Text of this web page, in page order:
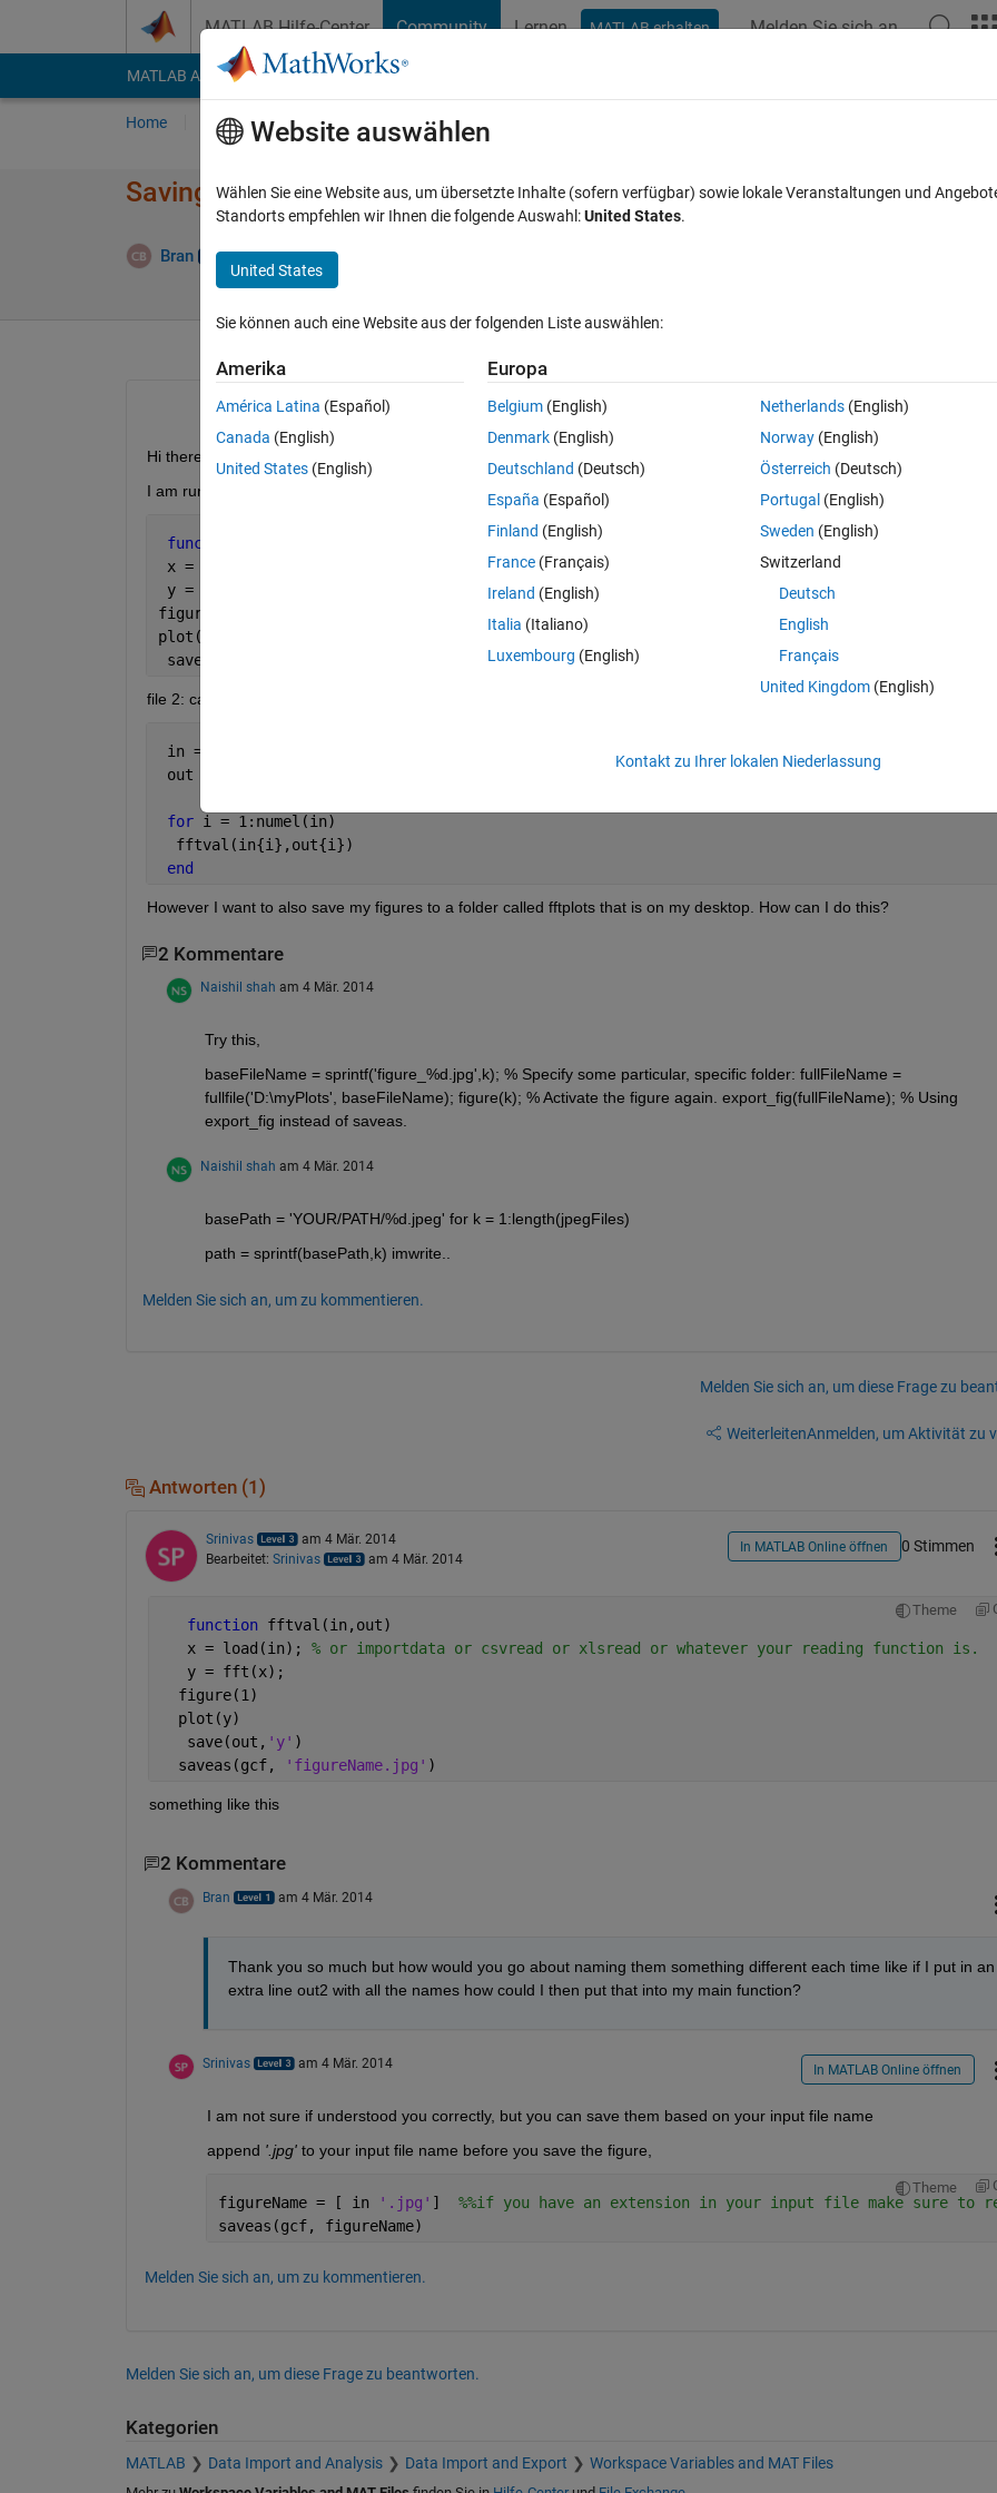
MATLAB Hilfe-Center Community Lernen MATLAB erhalten Melden Sie sich an
MATLAB Answers File Exchange Cody
Home Fragen Antworten Durchsuchen
Saving multiple figures to a named folder
Bran 4 Mär. 2014
In MATLAB Online öffnen 0 Stimmen
Hi there
I am running a function using several macros for example
function
x = load(in);
% or importdata or csvread or xlsread or whatever your reading function is.
y = fft(x);
figure(1)
plot(y)
save(out,
file 2: called "processall"
in = {
out = {
for i = 1:numel(in)
  fftval(in{i},out{i})
end
However I want to also save my figures to a folder called fftplots that is on my desktop. How can I do this?
2 Kommentare
Naishil shah am 4 Mär. 2014
Try this,
baseFileName = sprintf('figure_%d.jpg',k); % Specify some particular, specific folder: fullFileName =
fullfile('D:\myPlots', baseFileName); figure(k); % Activate the figure again. export_fig(fullFileName); % Using
export_fig instead of saveas.
Naishil shah am 4 Mär. 2014
basePath = 'YOUR/PATH/%d.jpeg' for k = 1:length(jpegFiles)
path = sprintf(basePath,k) imwrite..
Melden Sie sich an, um zu kommentieren.
Melden Sie sich an, um diese Frage zu
WeiterleitenAnmelden, um Aktivität zu
Antworten (1)
Srinivas
am 4 Mär. 2014
Bearbeitet: Srinivas am 4 Mär. 2014
In MATLAB Online öffnen 0 Stimmen
Theme
function fftval(in,out)
   x = load(in);
% or importdata or csvread or xlsread or whatever your reading function is.
   y = fft(x);
  figure(1)
  plot(y)
   save(out,
'y' )
  saveas(gcf,
'figureName.jpg' )
something like this
2 Kommentare
Bran am 4 Mär. 2014
Thank you so much but how would you go about naming them something different each time like if I put in an
extra line out2 with all the names how could I then put that into my main function?
Srinivas am 4 Mär. 2014 In MATLAB Online öffnen
I am not sure if understood you correctly, but you can save them based on your input file name
append '.jpg' to your input file name before you save the figure,
Theme
figureName = [ in '.jpg' ] %%if you have an extension in your input file make sure to
saveas(gcf, figureName)
Melden Sie sich an, um zu kommentieren.
Melden Sie sich an, um diese Frage zu beantworten.
Kategorien
MATLAB Data Import and Analysis Data Import and Export Workspace Variables and MAT Files
Website auswählen
Wählen Sie eine Website aus, um übersetzte Inhalte (sofern verfügbar) sowie lokale Veranstaltungen und
Standorts empfehlen wir Ihnen die folgende Auswahl:United States.
United States
Sie können auch eine Website aus der folgenden Liste auswählen:
Amerika
América Latina (Español)
Canada (English)
United States (English)
Europa
Belgium (English)
Denmark (English)
Deutschland (Deutsch)
España (Español)
Finland (English)
France (Français)
Ireland (English)
Italia (Italiano)
Luxembourg (English)
Netherlands(English)
Norway(English)
Österreich (Deutsch)
Portugal (English)
Sweden (English)
Switzerland
Deutsch
English
Français
United Kingdom(English)
Kontakt zu Ihrer lokalen Niederlassung